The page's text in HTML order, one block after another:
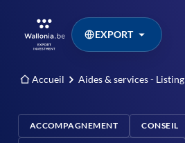
EXPORT
Accueil Aides & services - Listing
ACCOMPAGNEMENT CONSEIL